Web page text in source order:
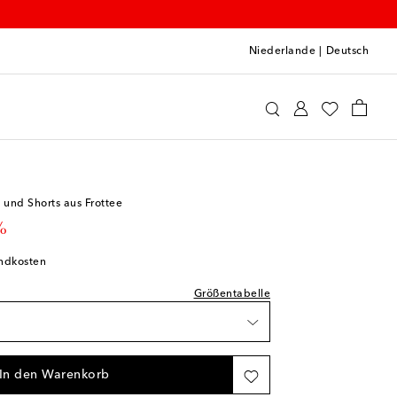
Niederlande Deutsch
Shorts aus Frottee
Größentabelle
In den Warenkorb